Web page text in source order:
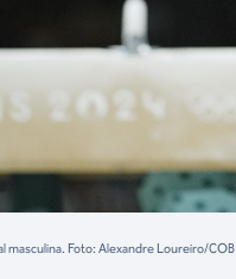
masculina. Foto: Alexandre Loureiro/COB